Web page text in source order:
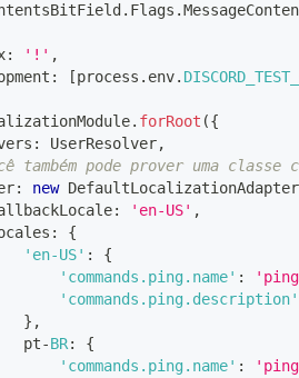
. Flags .
: '!' ,
: [process . env.
. forRoot ({
: UserResolver,
também pode prover uma classe
: new DefaultLocalizationAdapter
: 'en-US' ,
:
{
'en-US' :
{
'commands.ping.name' :
'commands.ping.description'
} ,
pt
-BR:
{
'commands.ping.name' :